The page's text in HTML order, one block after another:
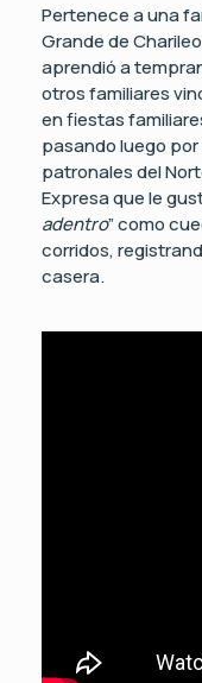
Pertenece a una
Grande de
aprendió a
otros familiares
en fiestas
pasando luego
patronales del
Expresa que le
adentro” como
corridos,
casera.